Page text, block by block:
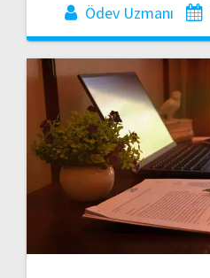
Ödev Uzmanı